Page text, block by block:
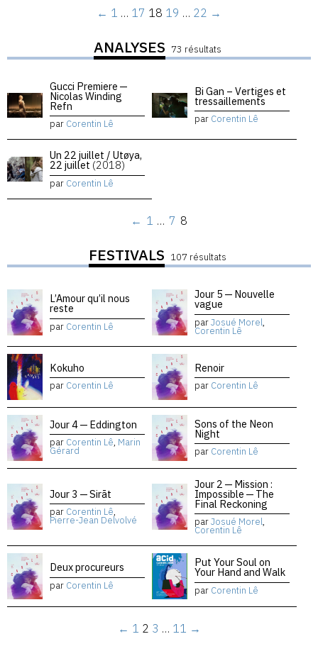
← 1 … 17 18 19 … 22 →
ANALYSES 73 résultats
Gucci Premiere —
Nicolas Winding
Refn
par Corentin Lê
Bi Gan – Vertiges et
tressaillements
par Corentin Lê
Un 22 juillet / Utøya,
22 juillet (2018)
par Corentin Lê
← 1 … 7 8
FESTIVALS 107 résultats
L’Amour qu’il nous
reste
par Corentin Lê
Jour 5 — Nouvelle
vague
parJosué Morel,
Corentin Lê
Kokuho
par Corentin Lê
Renoir
par Corentin Lê
Jour 4 — Eddington
par Corentin Lê, Marin
Gérard
Sons of the Neon
Night
par Corentin Lê
Jour 3 — Sirāt
par Corentin Lê,
Pierre-Jean Delvolvé
Jour 2 — Mission :
Impossible — The
Final Reckoning
parJosué Morel,
Corentin Lê
Deux procureurs
par Corentin Lê
Put Your Soul on
Your Hand and Walk
par Corentin Lê
← 1 2 3 … 11 →